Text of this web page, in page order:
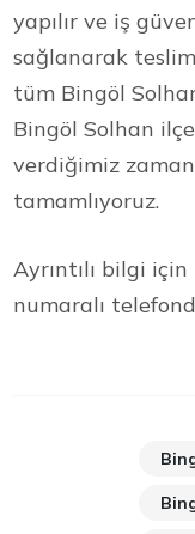
yapılır ve iş
sağlanarak
tüm Bingöl
Bingöl Solhan
verdiğimiz
tamamlıyoruz.
Ayrıntılı bilgi
numaralı